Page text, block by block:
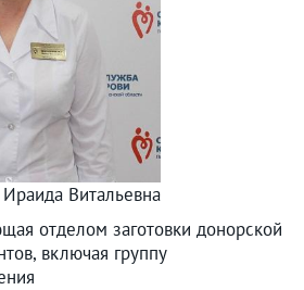
Витальевна
отделом заготовки донорской
включая группу